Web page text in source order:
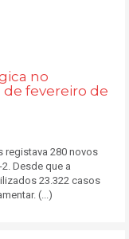
no
de fevereiro de
registava 280 novos
Desde que a
23.322 casos
(...)